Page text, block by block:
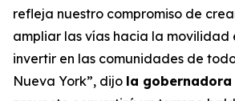
refleja nuestro compromiso de
ampliar las vías hacia la movilidad
invertir en las comunidades de
Nueva York”, dijo la gobernadora